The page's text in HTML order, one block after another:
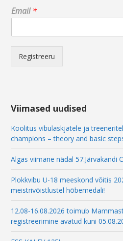
*
E
a
l
Email*
Registreeru
Viimased uudised
Koolitus vibulaskjatele ja
champions – theory and basic
Algas viimane nädal 57.Järvakandi
Plokkvibu U-18 meeskond võitis
meistrivõistlustel hõbemedali!
12.08-16.08.2026 toimub
registreerimine avatud kuni